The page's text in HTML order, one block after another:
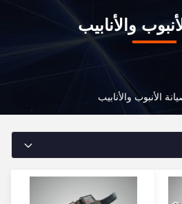
والأنابيب
الأنبوب والأنابيب